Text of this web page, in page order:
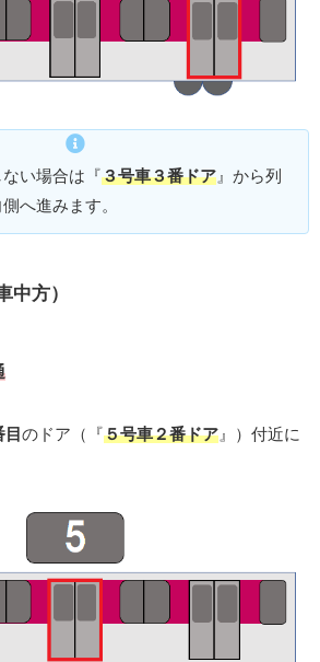
い場合は『３号車３番ドア 』から列
へ進みます。
中方）
のドア（『５号車２番ドア 』）付近に